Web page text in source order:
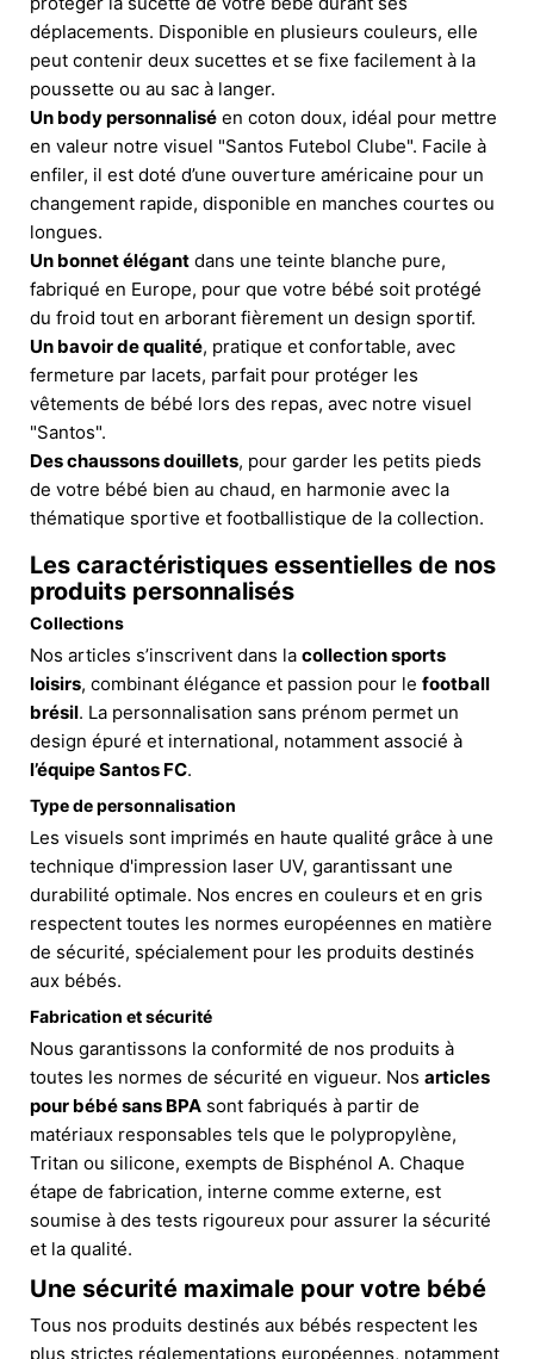
déplacements. Disponible en plusieurs couleurs, elle
peut contenir deux sucettes et se fixe facilement à la
poussette ou au sac à langer.
Un body personnalisé en coton doux, idéal pour mettre
en valeur notre visuel "Santos Futebol Clube". Facile à
enfiler, il est doté d’une ouverture américaine pour un
changement rapide, disponible en manches courtes ou
longues.
Un bonnet élégant dans une teinte blanche pure,
fabriqué en Europe, pour que votre bébé soit protégé
du froid tout en arborant fièrement un design sportif.
Un bavoir de qualité, pratique et confortable, avec
fermeture par lacets, parfait pour protéger les
vêtements de bébé lors des repas, avec notre visuel
"Santos".
Des chaussons douillets, pour garder les petits pieds
de votre bébé bien au chaud, en harmonie avec la
thématique sportive et footballistique de la collection.
Les caractéristiques essentielles de nos
produits personnalisés
Collections
Nos articles s’inscrivent dans la collection sports
loisirs, combinant élégance et passion pour le football
brésil. La personnalisation sans prénom permet un
design épuré et international, notamment associé à
l’équipe Santos FC.
Type de personnalisation
Les visuels sont imprimés en haute qualité grâce à une
technique d'impression laser UV, garantissant une
durabilité optimale. Nos encres en couleurs et en gris
respectent toutes les normes européennes en matière
de sécurité, spécialement pour les produits destinés
aux bébés.
Fabrication et sécurité
Nous garantissons la conformité de nos produits à
toutes les normes de sécurité en vigueur. Nos articles
pour bébé sans BPA sont fabriqués à partir de
matériaux responsables tels que le polypropylène,
Tritan ou silicone, exempts de Bisphénol A. Chaque
étape de fabrication, interne comme externe, est
soumise à des tests rigoureux pour assurer la sécurité
et la qualité.
Une sécurité maximale pour votre bébé
Tous nos produits destinés aux bébés respectent les
plus strictes réglementations européennes, notamment